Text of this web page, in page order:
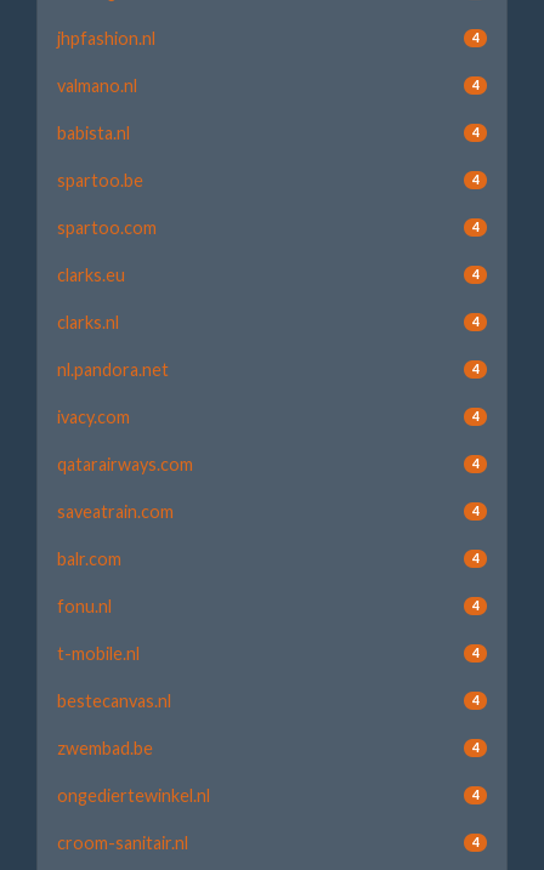
jhpfashion.nl 4
valmano.nl 4
babista.nl 4
spartoo.be 4
spartoo.com 4
clarks.eu 4
clarks.nl 4
nl.pandora.net 4
ivacy.com 4
qatarairways.com 4
saveatrain.com 4
balr.com 4
fonu.nl 4
t-mobile.nl 4
bestecanvas.nl 4
zwembad.be 4
ongediertewinkel.nl 4
croom-sanitair.nl 4